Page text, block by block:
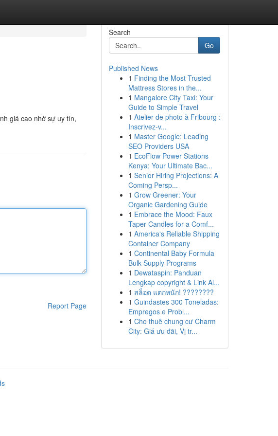
giá cao nhờ sự uy tín,
Report Page
Search
Go
Published News
1 Finding the Most Trusted
Mattress Stores in the...
1 Mangalore City Taxi: Your
Guide to Simple Travel
1 Atelier de photo à Fribourg :
Inscrivez-v...
1 Master Google: Leading
SEO Providers USA
1 EcoFlow Power Stations
Kenya: Your Ultimate Bac...
1 Senior Hiring Projections: A
Coming Persp...
1 Grow Greener: Your
Organic Gardening Guide
1 Embrace the Mood: Faux
Taper Candles for a Comf...
1 America's Reliable Shipping
Container Company
1 Continental Baby Formula
Bulk Supply Programs
1 Dewataspin: Panduan
Lengkap copyright & Link Al...
1 สล็อต แตกหนัก! ????????
1 Guindastes 300 Toneladas:
Empregos e Probl...
1 Cho thuê chung cư Charm
City: Giá ưu đãi, Vị tr...